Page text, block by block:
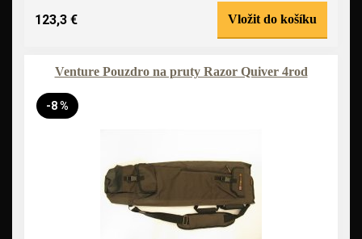
123,3 € Vložit do košíku
Venture Pouzdro na pruty Razor Quiver 4rod
-8 %